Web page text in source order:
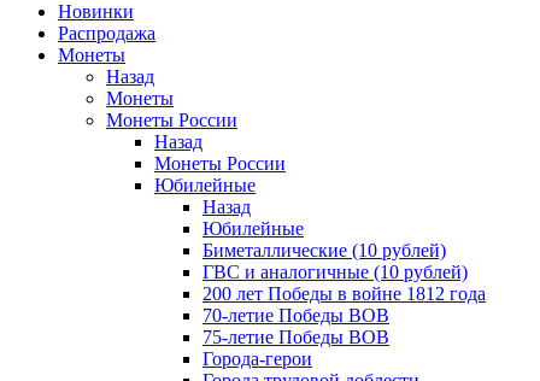
Новинки
Распродажа
Монеты
Назад
Монеты
Монеты России
Назад
Монеты России
Юбилейные
Назад
Юбилейные
Биметаллические (10 рублей)
ГВС и аналогичные (10 рублей)
200 лет Победы в войне 1812 года
70-летие Победы ВОВ
75-летие Победы ВОВ
Города-герои